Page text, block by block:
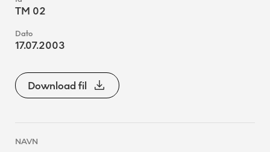
TM 02
17.07.2003
Download fil